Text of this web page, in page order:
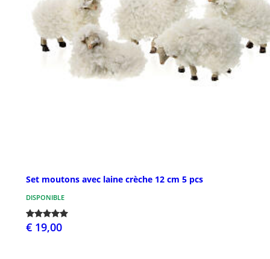
Set moutons avec laine crèche 12 cm 5 pcs
DISPONIBLE
€ 19,00